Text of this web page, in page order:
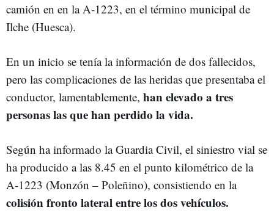
camión en en la A-1223, en el término municipal de
Ilche (Huesca).
En un inicio se tenía la información de dos fallecidos,
pero las complicaciones de las heridas que presentaba el
conductor, lamentablemente, han elevado a tres
personas las que han perdido la vida.
Según ha informado la Guardia Civil, el siniestro vial se
ha producido a las 8.45 en el punto kilométrico de la
A-1223 (Monzón – Poleñino), consistiendo en la
colisión fronto lateral entre los dos vehículos.